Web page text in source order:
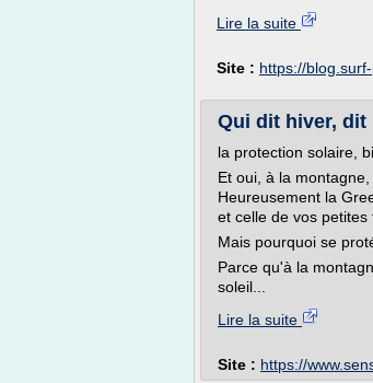
Lire la suite
Site : https://
Qui dit hiver, dit
la protection solaire,
Et oui, à la
Heureusement la
et celle de vos petites
Mais pourquoi se
Parce qu'à la
soleil...
Lire la suite
Site : https://